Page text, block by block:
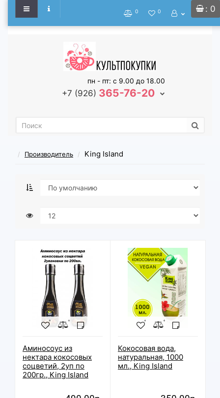
: 0
0 0
пн - пт: с 9.00 до 18.00
+7 (926) 365-76-20
Производитель King Island
Аминосоус из
нектара кокосовых
соцветий, 2уп по
200гр., King Island
Кокосовая вода,
натуральная, 1000
мл., King Island